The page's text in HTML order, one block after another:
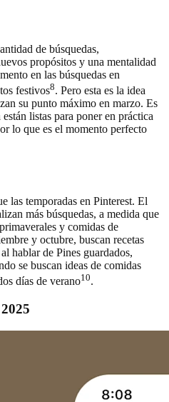
de búsquedas,
propósitos y una mentalidad
en las búsquedas en
festivos8. Pero esta es la idea
su punto máximo en marzo. Es
listas para poner en práctica
lo que es el momento perfecto
las temporadas en Pinterest. El
más búsquedas, a medida que
y comidas de
y octubre, buscan recetas
hablar de Pines guardados,
se buscan ideas de comidas
días de verano10.